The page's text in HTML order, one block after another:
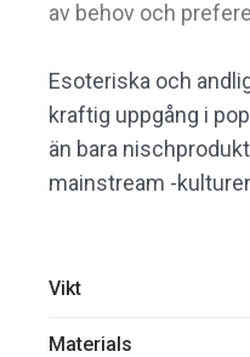
av behov och
Esoteriska och
kraftig uppgång i
än bara
mainstream -
Vikt
Materials